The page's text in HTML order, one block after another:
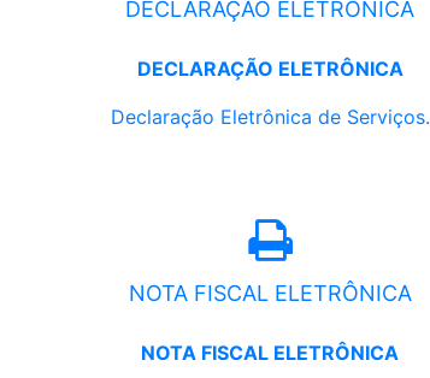
DECLARAÇÃO ELETRÔNICA
DECLARAÇÃO ELETRÔNICA
Declaração Eletrônica de Serviços.
NOTA FISCAL ELETRÔNICA
NOTA FISCAL ELETRÔNICA